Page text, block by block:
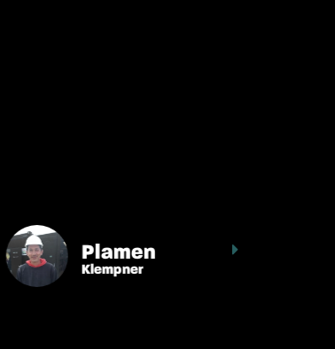
Plamen
Klempner